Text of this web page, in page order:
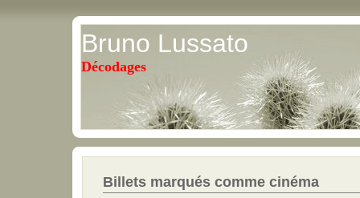
Bruno Lussato
Décodages
Billets marqués comme cinéma